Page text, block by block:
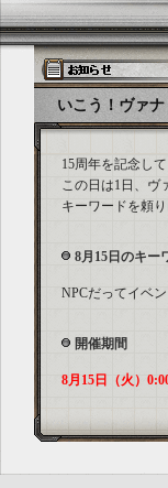
いこう！ヴァナ
15周年を記念し
この日は1日、ヴ
キーワードを頼
8月15日のキー
NPCだってイベ
開催期間
8月15日（火）